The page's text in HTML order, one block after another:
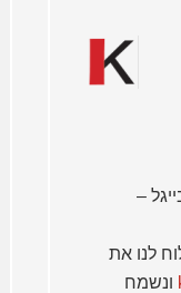
–
לנו את
ונשמח